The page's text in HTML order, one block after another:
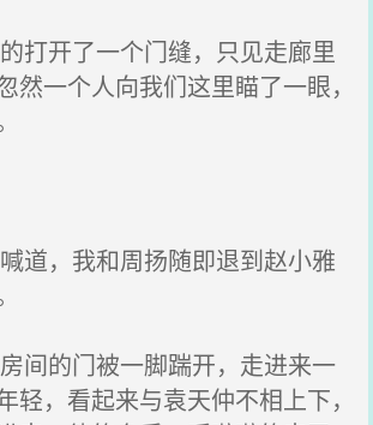
打开了一个门缝，只见走廊里
然一个人向我们这里瞄了一眼，
道，我和周扬随即退到赵小雅
间的门被一脚踹开，走进来一
轻，看起来与袁天仲不相上下，